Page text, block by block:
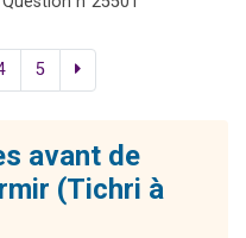
5
avant de
(Tichri à